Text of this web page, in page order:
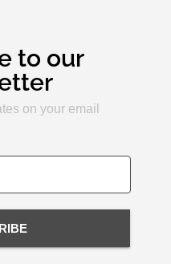
to our
on your email